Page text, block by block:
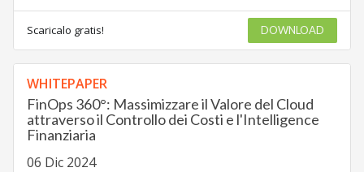
Scaricalo gratis! DOWNLOAD
WHITEPAPER
FinOps 360°: Massimizzare il Valore del Cloud
attraverso il Controllo dei Costi e l'Intelligence
Finanziaria
06 Dic 2024